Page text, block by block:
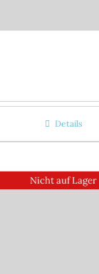
Details
Nicht auf Lager